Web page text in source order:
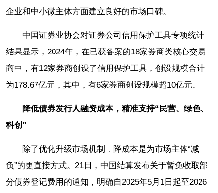
企业和中小微主体方面建立良好的市场口碑。
中国证券业协会对证券公司信用保护工具专项统计
结果显示，2024年，在已获备案的18家券商类核心交易
商中，有12家券商创设了信用保护工具，创设规模合计
为178.67亿元，其中，有6家券商创设规模超10亿元。
降低债券发行人融资成本，精准支持“民营、绿色、
科创”
除了优化升级市场机制，降成本是为市场主体“减
负”的更直接方式。21日，中国结算发布关于暂免收取部
分债券登记费用的通知，明确自2025年5月1日起至2026